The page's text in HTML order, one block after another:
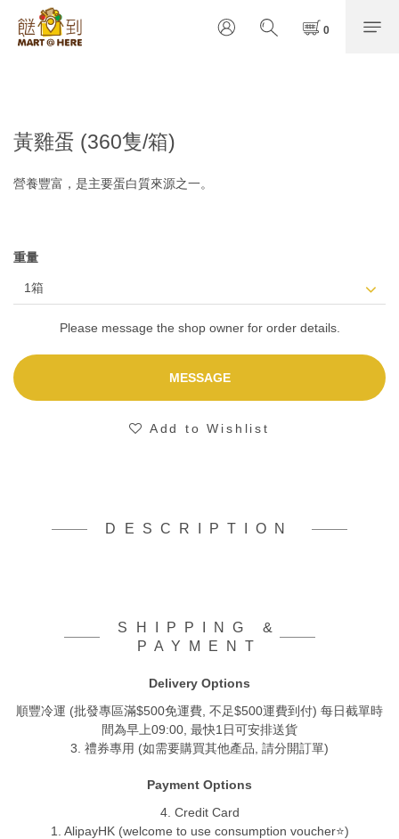
黃雞蛋 (360隻/箱)
營養豐富，是主要蛋白質來源之一。
重量
Please message the shop owner for order details.
MESSAGE
Add to Wishlist
DESCRIPTION
SHIPPING &
PAYMENT
Delivery Options
順豐冷運 (批發專區滿$500免運費, 不足$500運費到付) 每日截單時
間為早上09:00, 最快1日可安排送貨
3. 禮券專用 (如需要購買其他產品, 請分開訂單)
Payment Options
4. Credit Card
1. AlipayHK (welcome to use consumption voucher⭐)